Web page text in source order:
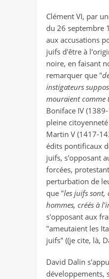
Clément VI, par
du 26 septembre
aux accusations
juifs d'être à
noire, en faisant
remarquer que "
instigateurs
mouraient comme
Boniface IV
pleine
Martin V (1417-
édits pontificaux
juifs, s'opposant
forcées,
perturbation de
que "les juifs sont,
hommes, créés à
s'opposant aux
"ameutaient les
juifs" ((je cite, là,
David Dalin
développements,